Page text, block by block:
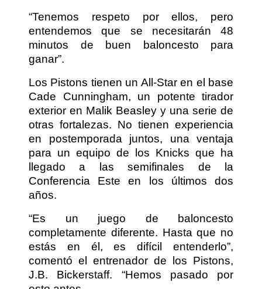
“Tenemos respeto por ellos, pero
entendemos que se necesitarán 48
minutos de buen baloncesto para
ganar”.
Los Pistons tienen un All-Star en el base
Cade Cunningham, un potente tirador
exterior en Malik Beasley y una serie de
otras fortalezas. No tienen experiencia
en postemporada juntos, una ventaja
para un equipo de los Knicks que ha
llegado a las semifinales de la
Conferencia Este en los últimos dos
años.
“Es un juego de baloncesto
completamente diferente. Hasta que no
estás en él, es difícil entenderlo”,
comentó el entrenador de los Pistons,
J.B. Bickerstaff. “Hemos pasado por